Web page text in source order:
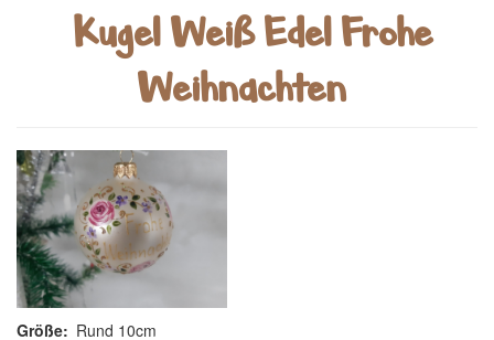
Kugel Weiß Edel Frohe
Weihnachten
Größe
Rund 10cm